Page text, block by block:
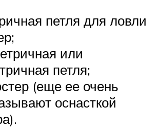
петля для ловли
или
петля;
(еще ее очень
оснасткой